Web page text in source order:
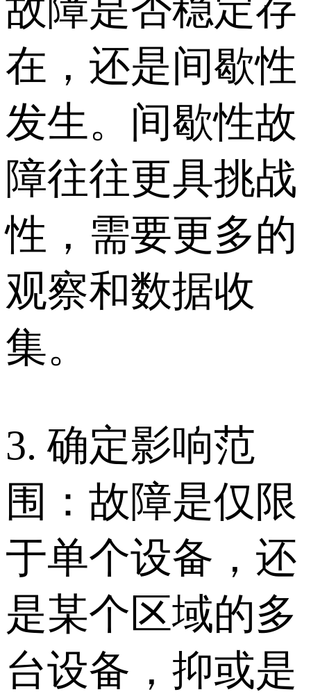
故障是否稳定存
在，还是间歇性
发生。间歇性故
障往往更具挑战
性，需要更多的
观察和数据收
集。
3. 确定影响范
围：故障是仅限
于单个设备，还
是某个区域的多
台设备，抑或是